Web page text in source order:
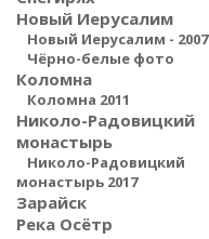
Новый Иерусалим
Новый Иерусалим - 2007
Чёрно-белые фото
Коломна
Коломна 2011
Николо-Радовицкий
монастырь
Николо-Радовицкий
монастырь 2017
Зарайск
Река Осётр